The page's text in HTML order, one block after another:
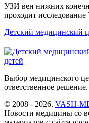
УЗИ вен нижних
проходит
Детский медицинский
Выбор медицинского
ответственное
© 2008 - 2026. VASH-
Новости медицины со